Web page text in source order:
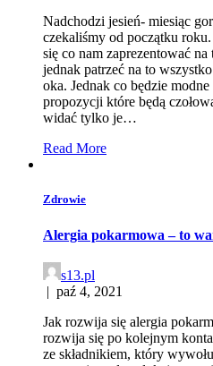
Nadchodzi jesień- miesiąc
czekaliśmy od początku
się co nam zaprezentować
jednak patrzeć na to
oka. Jednak co będzie
propozycji które będą
widać tylko je…
Read More
Zdrowie
Alergia pokarmowa – to
s13.pl
| paź 4, 2021
Jak rozwija się alergia
rozwija się po kolejnym
ze składnikiem, który